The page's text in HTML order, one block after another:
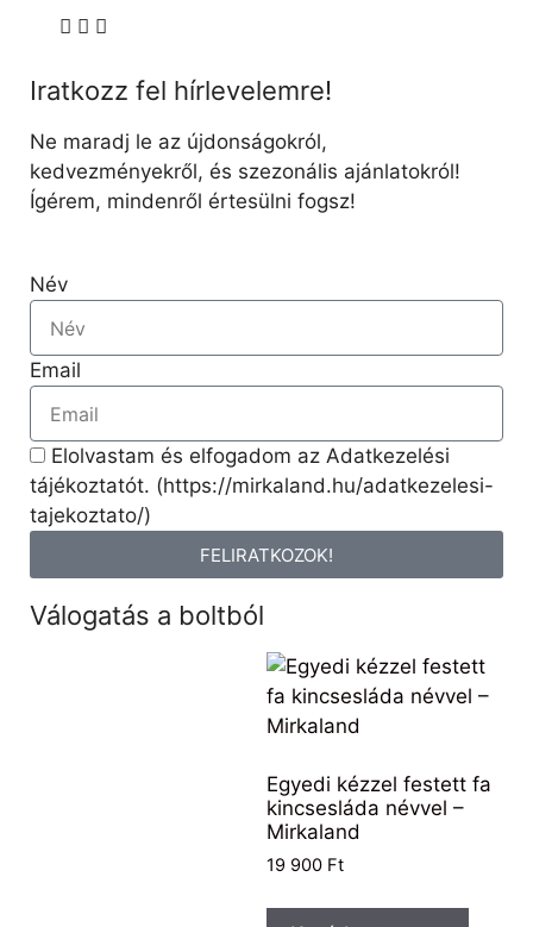
Iratkozz fel hírlevelemre!
Ne maradj le az újdonságokról,
kedvezményekről, és szezonális ajánlatokról!
Ígérem, mindenről értesülni fogsz!
Név
Email
Elolvastam és elfogadom az Adatkezelési
tájékoztatót. (https://mirkaland.hu/adatkezelesi-
tajekoztato/)
FELIRATKOZOK!
Válogatás a boltból
Egyedi kézzel festett fa
kincsesláda névvel –
Mirkaland
19 900 Ft